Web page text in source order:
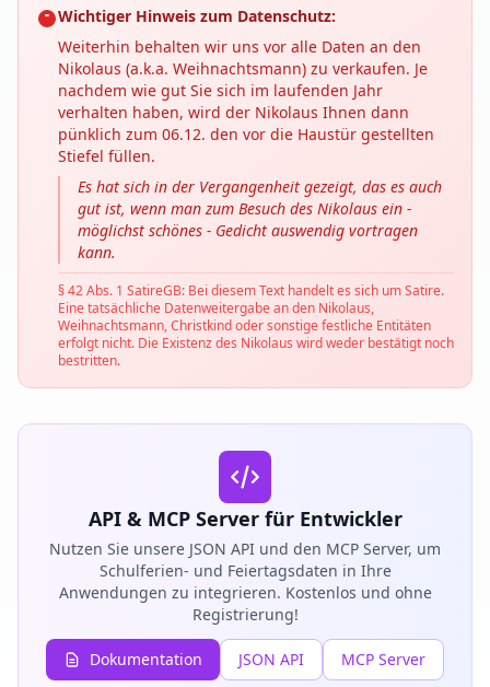
Wichtiger Hinweis zum Datenschutz:
Weiterhin behalten wir uns vor alle Daten an den
Nikolaus (a.k.a. Weihnachtsmann) zu verkaufen. Je
nachdem wie gut Sie sich im laufenden Jahr
verhalten haben, wird der Nikolaus Ihnen dann
pünklich zum 06.12. den vor die Haustür gestellten
Stiefel füllen.
Es hat sich in der Vergangenheit gezeigt, das es auch
gut ist, wenn man zum Besuch des Nikolaus ein -
möglichst schönes - Gedicht auswendig vortragen
kann.
§ 42 Abs. 1 SatireGB: Bei diesem Text handelt es sich um Satire.
Eine tatsächliche Datenweitergabe an den Nikolaus,
Weihnachtsmann, Christkind oder sonstige festliche Entitäten
erfolgt nicht. Die Existenz des Nikolaus wird weder bestätigt noch
bestritten.
API & MCP Server für Entwickler
Nutzen Sie unsere JSON API und den MCP Server, um
Schulferien- und Feiertagsdaten in Ihre
Anwendungen zu integrieren. Kostenlos und ohne
Registrierung!
Dokumentation JSON API MCP Server